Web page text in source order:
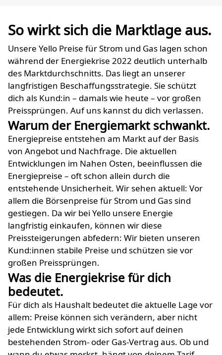
So wirkt sich die Marktlage aus.
Unsere Yello Preise für Strom und Gas lagen schon
während der Energiekrise 2022 deutlich unterhalb
des Marktdurchschnitts. Das liegt an unserer
langfristigen Beschaffungsstrategie. Sie schützt
dich als Kund:in – damals wie heute – vor großen
Preissprüngen. Auf uns kannst du dich verlassen.
Warum der Energiemarkt schwankt.
Energiepreise entstehen am Markt auf der Basis
von Angebot und Nachfrage. Die aktuellen
Entwicklungen im Nahen Osten, beeinflussen die
Energiepreise – oft schon allein durch die
entstehende Unsicherheit. Wir sehen aktuell: Vor
allem die Börsenpreise für Strom und Gas sind
gestiegen. Da wir bei Yello unsere Energie
langfristig einkaufen, können wir diese
Preissteigerungen abfedern: Wir bieten unseren
Kund:innen stabile Preise und schützen sie vor
großen Preissprüngen.
Was die Energiekrise für dich
bedeutet.
Für dich als Haushalt bedeutet die aktuelle Lage vor
allem: Preise können sich verändern, aber nicht
jede Entwicklung wirkt sich sofort auf deinen
bestehenden Strom- oder Gas-Vertrag aus. Ob und